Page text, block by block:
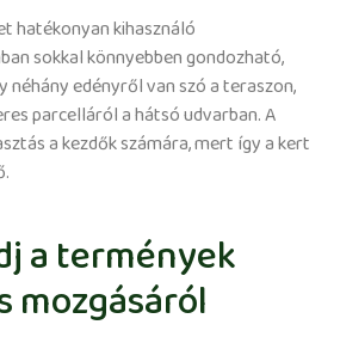
hatékonyan kihasználó
sokkal könnyebben gondozható,
edényről van szó a teraszon,
parcelláról a hátsó udvarban. A
a kezdők számára, mert így a kert
a termények
mozgásáról